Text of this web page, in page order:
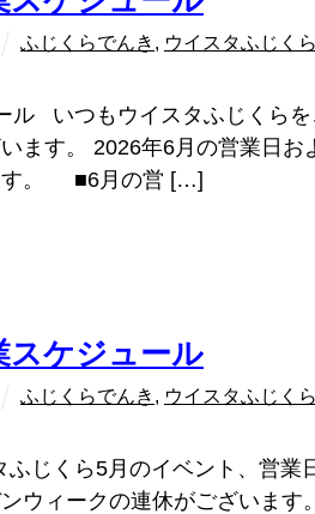
ふじくらでんき , ウイスタふじくら
ル いつもウイスタふじくらを
ます。 2026年6月の営業日お
す。 ■6月の営 […]
スケジュール
ふじくらでんき , ウイスタふじくら
じくら5月のイベント、営業
ウィークの連休がございます